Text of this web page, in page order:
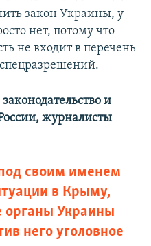
закон Украины, у
нет, потому что
не входит в перечень
и
журналисты
своим именем
в Крыму,
органы Украины
него уголовное